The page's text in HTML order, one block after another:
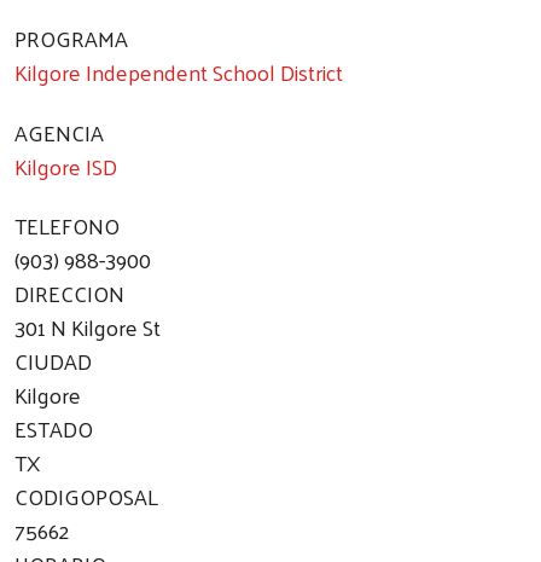
PROGRAMA
Kilgore Independent School District
AGENCIA
Kilgore ISD
TELEFONO
(903) 988-3900
DIRECCION
301 N Kilgore St
CIUDAD
Kilgore
ESTADO
TX
CODIGOPOSAL
75662